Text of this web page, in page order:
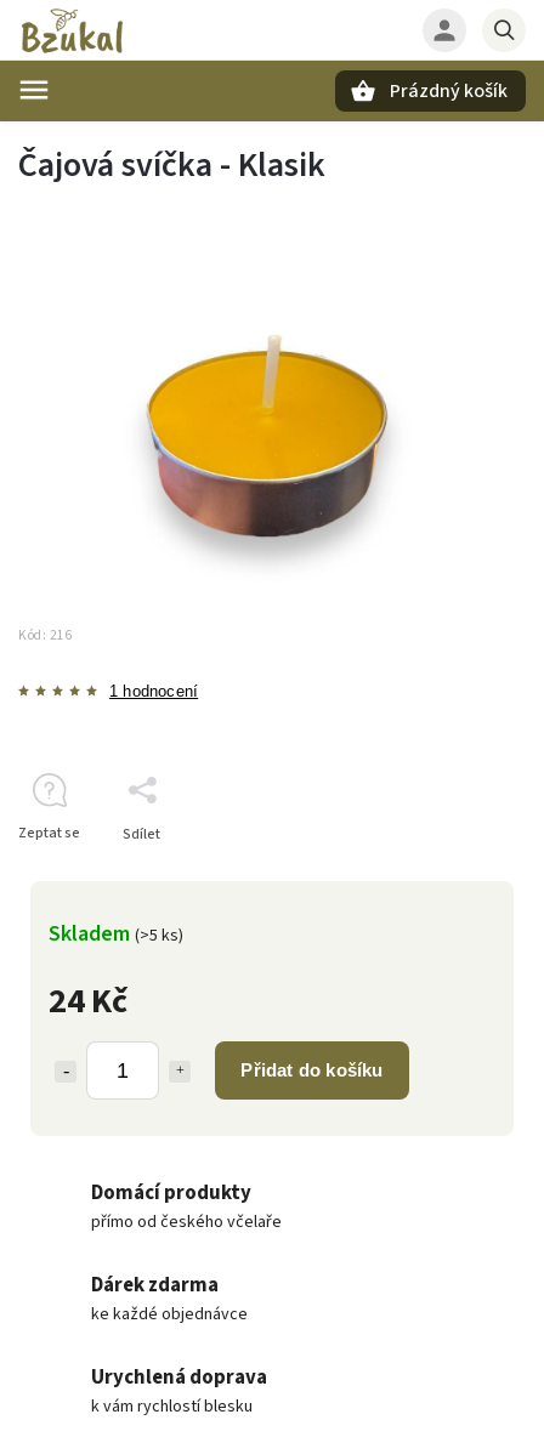
Prázdný košík
Čajová svíčka - Klasik
Kód: 216
1 hodnocení
24 Kč
Přidat do košíku
Skladem (>5 ks)
Zeptat se Sdílet
Domácí produkty
přímo od českého včelaře
Dárek zdarma
ke každé objednávce
Urychlená doprava
k vám rychlostí blesku